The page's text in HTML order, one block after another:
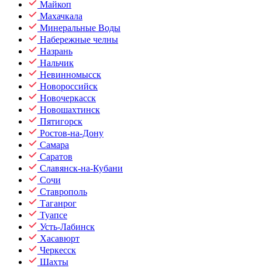
Майкоп
Махачкала
Минеральные Воды
Набережные челны
Назрань
Нальчик
Невинномысск
Новороссийск
Новочеркасск
Новошахтинск
Пятигорск
Ростов-на-Дону
Самара
Саратов
Славянск-на-Кубани
Сочи
Ставрополь
Таганрог
Туапсе
Усть-Лабинск
Хасавюрт
Черкесск
Шахты